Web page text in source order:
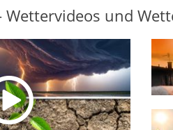
Wettervideos und